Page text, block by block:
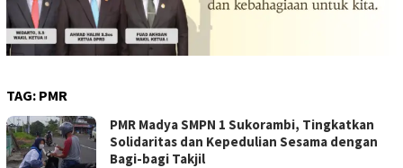
TAG: PMR
PMR Madya SMPN 1 Sukorambi, Tingkatkan
Solidaritas dan Kepedulian Sesama dengan
Bagi-bagi Takjil